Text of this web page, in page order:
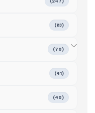
(247)
(83)
(70)
(41)
(40)